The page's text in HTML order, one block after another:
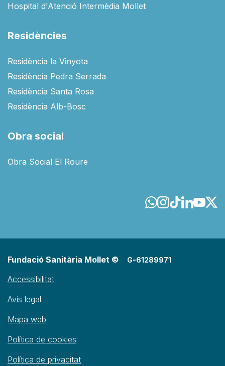
Hospital d'Atenció Intermèdia Mollet
Residències
Residència la Vinyota
Residència Pedra Serrada
Residència Santa Rosa
Residència Alb-Bosc
Obra social
Obra Social El Roure
Fundació Sanitària Mollet © G-61289971
Accessibilitat
Avís legal
Mapa web
Política de cookies
Política de privacitat